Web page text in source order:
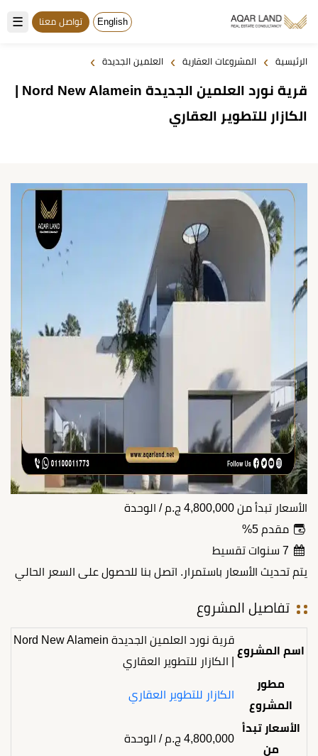
☰ English تواصل معنا
الرئيسية › المشروعات العقارية › العلمين الجديدة ›
الكازار للتطوير العقاري
الأسعار تبدأ من 4,800,000 ج.م / الوحدة
مقدم 5%
7 سنوات تقسيط
يتم تحديث الأسعار باستمرار. اتصل بنا للحصول على السعر الحالي
تفاصيل المشروع
اسم المشروع
قرية نورد العلمين الجديدة Nord New Alamein
| الكازار للتطوير العقاري
مطور
المشروع
الكازار للتطوير العقاري
الأسعار تبدأ
من
4,800,000 ج.م / الوحدة